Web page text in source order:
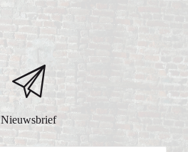
Nieuwsbrief